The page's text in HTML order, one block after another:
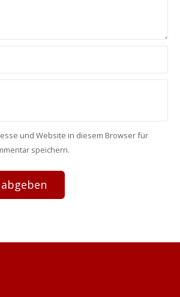
und Website in diesem Browser für
speichern.